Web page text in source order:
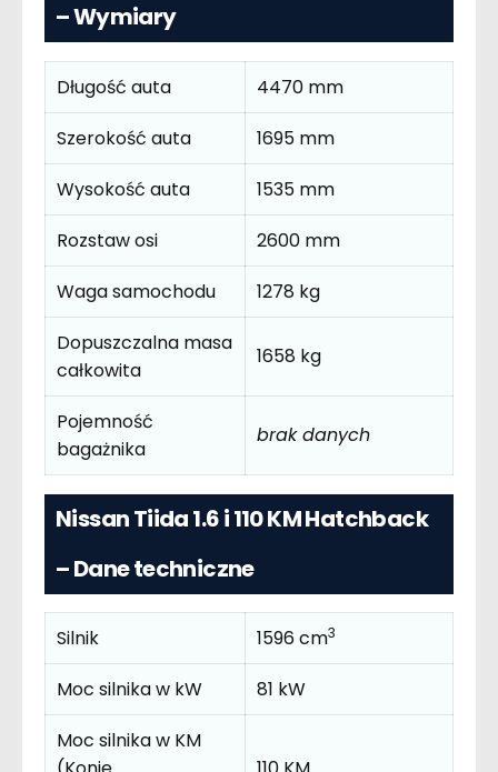
– Wymiary
Długość auta
4470 mm
Szerokość auta
1695 mm
Wysokość auta
1535 mm
Rozstaw osi
2600 mm
Waga samochodu
1278 kg
Dopuszczalna masa
całkowita
1658 kg
Pojemność
bagażnika
brak danych
Nissan Tiida 1.6 i 110 KM Hatchback
– Dane techniczne
Silnik 1596 cm3
Moc silnika w kW
81 kW
Moc silnika w KM